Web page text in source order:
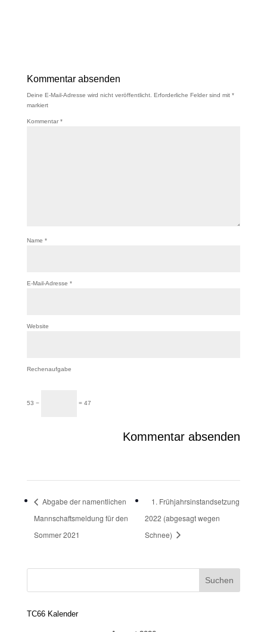
Kommentar absenden
Deine E-Mail-Adresse wird nicht veröffentlicht. Erforderliche Felder sind mit *
markiert
Kommentar *
Name *
E-Mail-Adresse *
Website
Rechenaufgabe
53 − = 47
Abgabe der namentlichen
Mannschaftsmeldung für den
Sommer 2021
1. Frühjahrsinstandsetzung
2022 (abgesagt wegen
Schnee)
TC66 Kalender